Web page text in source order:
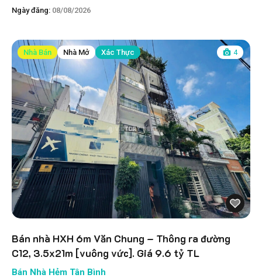
Ngày đăng: 08/08/2026
Nhà Bán Nhà Mở Xác Thực 4
Bán nhà HXH 6m Văn Chung – Thông ra đường
C12, 3.5x21m [vuông vức]. Giá 9.6 tỷ TL
Bán Nhà Hẻm Tân Bình